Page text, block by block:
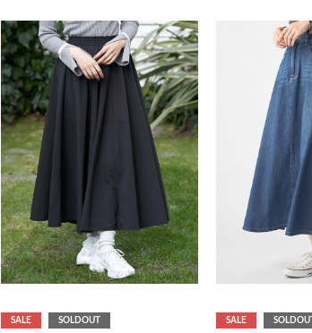
SALE SOLDOUT SALE SOLDOUT